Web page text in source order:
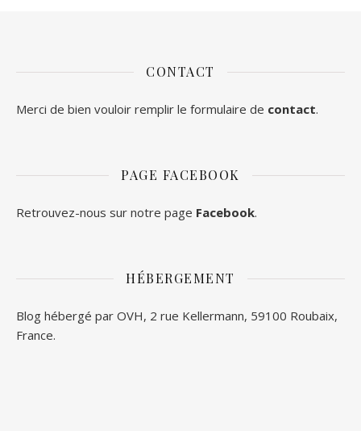
CONTACT
Merci de bien vouloir remplir le formulaire de contact.
PAGE FACEBOOK
Retrouvez-nous sur notre page Facebook.
HÉBERGEMENT
Blog hébergé par OVH, 2 rue Kellermann, 59100 Roubaix,
France.